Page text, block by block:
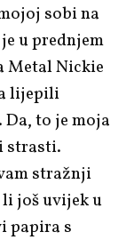
sobi na
u prednjem
Metal Nickie
lijepili
Da, to je moja
strasti.
stražnji
još uvijek u
papira s